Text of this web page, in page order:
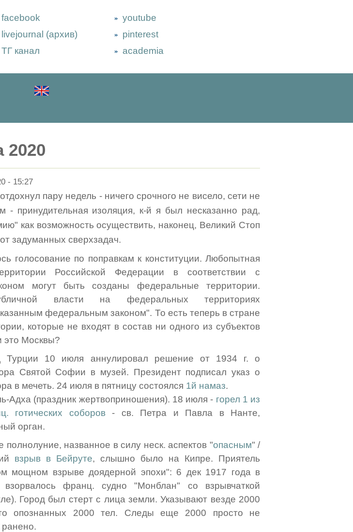
facebook
livejournal (архив)
ТГ канал
youtube
pinterest
academia
2020
- 15:27
пару недель - ничего срочного не висело, сети не
- принудительная изоляция, к-й я был несказанно рад,
как возможность осуществить, наконец, Великий Стоп
задуманных сверхзадач.
голосование по поправкам к конституции. Любопытная
Российской Федерации в соответствии с
могут быть созданы федеральные территории.
власти на федеральных территориях
федеральным законом". То есть теперь в стране
которые не входят в состав ни одного из субъектов
Москвы?
10 июля аннулировал решение от 1934 г. о
Святой Софии в музей. Президент подписал указ о
в мечеть. 24 июля в пятницу состоялся 1й намаз.
Адха (праздник жертвоприношения). 18 июля - горел 1 из
готических соборов- св. Петра и Павла в Нанте,
орган.
полнолуние, названное в силу неск. аспектов "опасным" /
взрыв в Бейруте, слышно было на Кипре. Приятель
мощном взрыве доядерной эпохи": 6 дек 1917 года в
взорвалось франц. судно "Монблан" со взрывчаткой
Город был стерт с лица земли. Указывают везде 2000
опознанных 2000 тел. Следы еще 2000 просто не